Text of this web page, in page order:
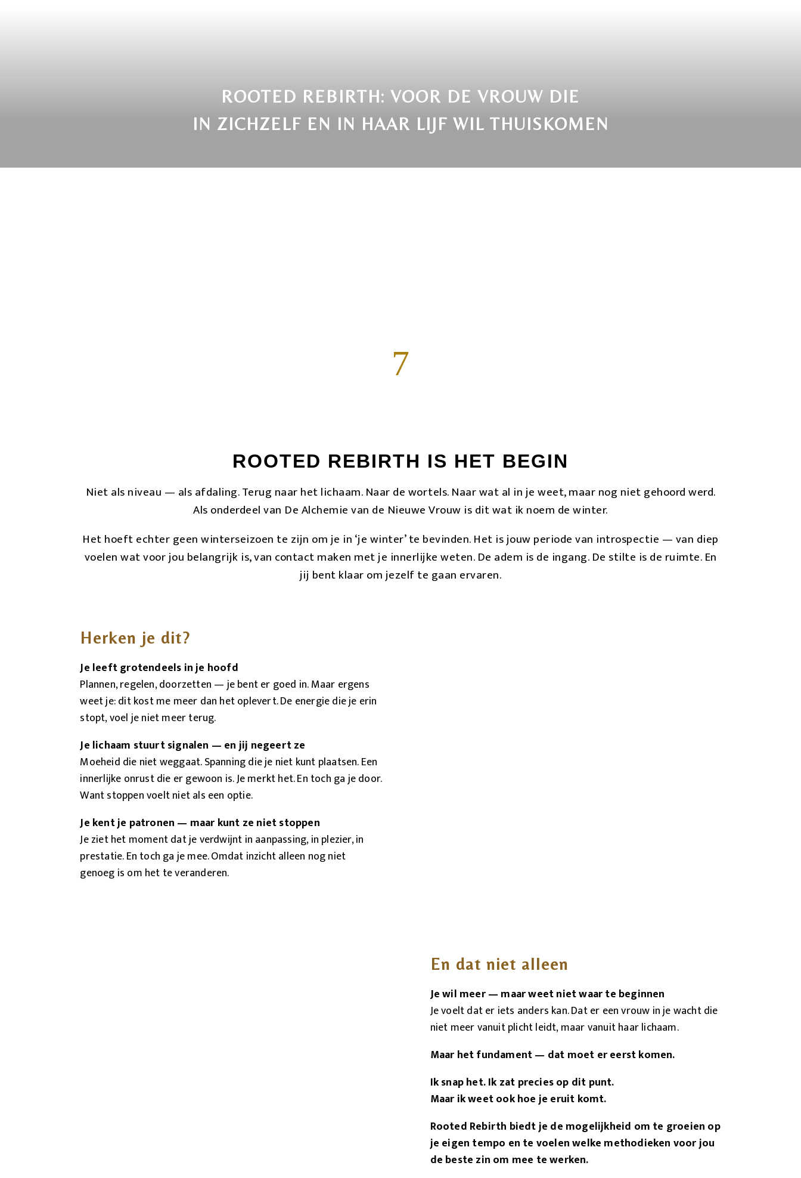
ROOTED REBIRTH: VOOR DE VROUW DIE
IN ZICHZELF EN IN HAAR LIJF WIL THUISKOMEN
7
ROOTED REBIRTH IS HET BEGIN
Niet als niveau — als afdaling. Terug naar het lichaam. Naar de wortels. Naar wat al in je weet, maar nog niet gehoord werd.
Als onderdeel van De Alchemie van de Nieuwe Vrouw is dit wat ik noem de winter.
Het hoeft echter geen winterseizoen te zijn om je in ‘je winter’ te bevinden. Het is jouw periode van introspectie — van diep
voelen wat voor jou belangrijk is, van contact maken met je innerlijke weten. De adem is de ingang. De stilte is de ruimte. En
jij bent klaar om jezelf te gaan ervaren.
Herken je dit?
Je leeft grotendeels in je hoofd
Plannen, regelen, doorzetten — je bent er goed in. Maar ergens
weet je: dit kost me meer dan het oplevert. De energie die je erin
stopt, voel je niet meer terug.
Je lichaam stuurt signalen — en jij negeert ze
Moeheid die niet weggaat. Spanning die je niet kunt plaatsen. Een
innerlijke onrust die er gewoon is. Je merkt het. En toch ga je door.
Want stoppen voelt niet als een optie.
Je kent je patronen — maar kunt ze niet stoppen
Je ziet het moment dat je verdwijnt in aanpassing, in plezier, in
prestatie. En toch ga je mee. Omdat inzicht alleen nog niet
genoeg is om het te veranderen.
En dat niet alleen
Je wil meer — maar weet niet waar te beginnen
Je voelt dat er iets anders kan. Dat er een vrouw in je wacht die
niet meer vanuit plicht leidt, maar vanuit haar lichaam.
Maar het fundament — dat moet er eerst komen.
Ik snap het. Ik zat precies op dit punt.
Maar ik weet ook hoe je eruit komt.
Rooted Rebirth biedt je de mogelijkheid om te groeien op
je eigen tempo en te voelen welke methodieken voor jou
de beste zin om mee te werken.